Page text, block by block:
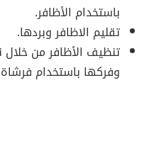
باستخدام الأظافر.
تقليم الاظافر وبردها.
تنظيف الأظافر من خلال
وفركها باستخدام